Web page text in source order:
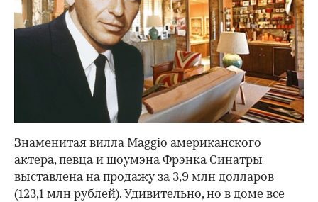
Знаменитая вилла Maggio американского
актера, певца и шоумэна Фрэнка Синатры
выставлена на продажу за 3,9 млн долларов
(123,1 млн рублей). Удивительно, но в доме все